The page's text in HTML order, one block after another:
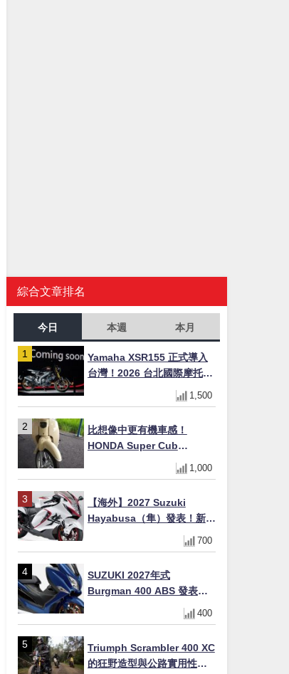
綜合文章排名
今日 本週 本月
Yamaha XSR155 正式導入
台灣！2026 台北國際摩托車
展亮相，70 週年紀念版
YZF-R 系列限量追加販售
1,500
比想像中更有機車感！
HONDA Super Cub
110【Webike愛車精選】
1,000
【海外】2027 Suzuki
Hayabusa（隼）發表！新增
Special Edition 特仕版，全
新珍珠白塗裝與專屬配備登
700
SUZUKI 2027年式
Burgman 400 ABS 發表！
8/18日本上市、支援E10汽油
售價98萬100日圓
400
Triumph Scrambler 400 XC
的狂野造型與公路實用性的